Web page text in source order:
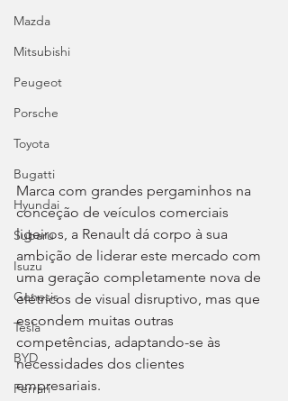
Mazda
Mitsubishi
Peugeot
Porsche
Toyota
Bugatti
Hyundai
Subaru
Isuzu
Genesis
Tesla
BYD
Ferrari
Marca com grandes pergaminhos na
conceção de veículos comerciais
ligeiros, a Renault dá corpo à sua
ambição de liderar este mercado com
uma geração completamente nova de
elétricos de visual disruptivo, mas que
escondem muitas outras
competências, adaptando-se às
necessidades dos clientes
empresariais.